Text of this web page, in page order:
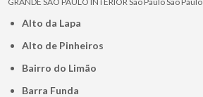
Alto da Lapa
Alto de Pinheiros
Bairro do Limão
Barra Funda